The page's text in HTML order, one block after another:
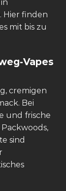
Hier finden
mit bis zu
Vapes
cremigen
Bei
und frische
sind